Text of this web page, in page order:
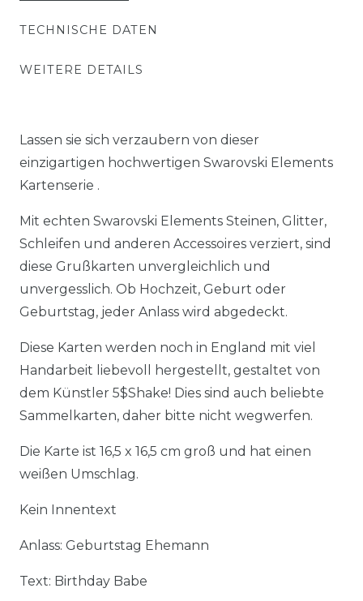
TECHNISCHE DATEN
WEITERE DETAILS
Lassen sie sich verzaubern von dieser
einzigartigen hochwertigen Swarovski Elements
Kartenserie .
Mit echten Swarovski Elements Steinen, Glitter,
Schleifen und anderen Accessoires verziert, sind
diese Grußkarten unvergleichlich und
unvergesslich. Ob Hochzeit, Geburt oder
Geburtstag, jeder Anlass wird abgedeckt.
Diese Karten werden noch in England mit viel
Handarbeit liebevoll hergestellt, gestaltet von
dem Künstler 5$Shake! Dies sind auch beliebte
Sammelkarten, daher bitte nicht wegwerfen.
Die Karte ist 16,5 x 16,5 cm groß und hat einen
weißen Umschlag.
Kein Innentext
Anlass: Geburtstag Ehemann
Text: Birthday Babe